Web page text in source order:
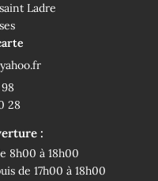
Ladre
28
:
8h00 à 18h00
de 17h00 à 18h00